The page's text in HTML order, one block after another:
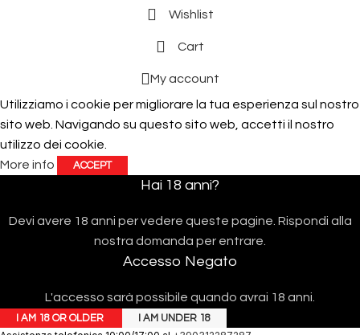
Wishlist
Cart
My account
Utilizziamo i cookie per migliorare la tua esperienza sul nostro
sito web. Navigando su questo sito web, accetti il ​​nostro
utilizzo dei cookie.
More info
ACCEPT
Hai 18 anni?
Devi avere 18 anni per vedere queste pagine. Rispondi alla
nostra domanda per entrare.
Accesso Negato
L'accesso sarà possibile quando avrai 18 anni.
I AM 18 OR OLDER I AM UNDER 18